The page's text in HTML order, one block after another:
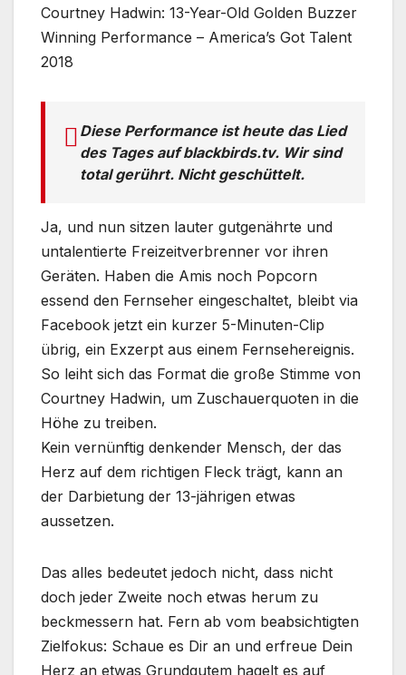
Courtney Hadwin: 13-Year-Old Golden Buzzer
Winning Performance – America’s Got Talent
2018
Diese Performance ist heute das Lied
des Tages auf blackbirds.tv. Wir sind
total gerührt. Nicht geschüttelt.
Ja, und nun sitzen lauter gutgenährte und
untalentierte Freizeitverbrenner vor ihren
Geräten. Haben die Amis noch Popcorn
essend den Fernseher eingeschaltet, bleibt via
Facebook jetzt ein kurzer 5-Minuten-Clip
übrig, ein Exzerpt aus einem Fernsehereignis.
So leiht sich das Format die große Stimme von
Courtney Hadwin, um Zuschauerquoten in die
Höhe zu treiben.
Kein vernünftig denkender Mensch, der das
Herz auf dem richtigen Fleck trägt, kann an
der Darbietung der 13-jährigen etwas
aussetzen.
Das alles bedeutet jedoch nicht, dass nicht
doch jeder Zweite noch etwas herum zu
beckmessern hat. Fern ab vom beabsichtigten
Zielfokus: Schaue es Dir an und erfreue Dein
Herz an etwas Grundgutem hagelt es auf